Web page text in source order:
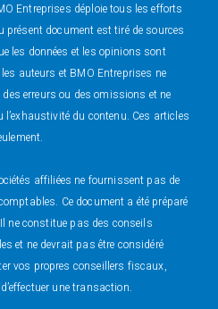
Entreprises déploie tous les efforts
présent document est tiré de sources
les données et les opinions sont
auteurs et BMO Entreprises ne
erreurs ou des omissions et ne
du contenu. Ces articles
affiliées ne fournissent pas de
Ce document a été préparé
ne constitue pas des conseils
et ne devrait pas être considéré
vos propres conseillers fiscaux,
une transaction.